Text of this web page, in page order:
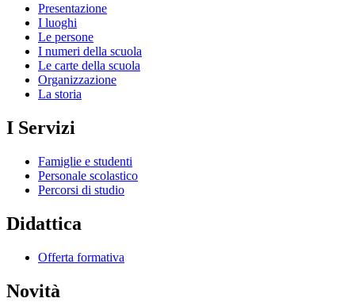
Presentazione
I luoghi
Le persone
I numeri della scuola
Le carte della scuola
Organizzazione
La storia
I Servizi
Famiglie e studenti
Personale scolastico
Percorsi di studio
Didattica
Offerta formativa
Novità